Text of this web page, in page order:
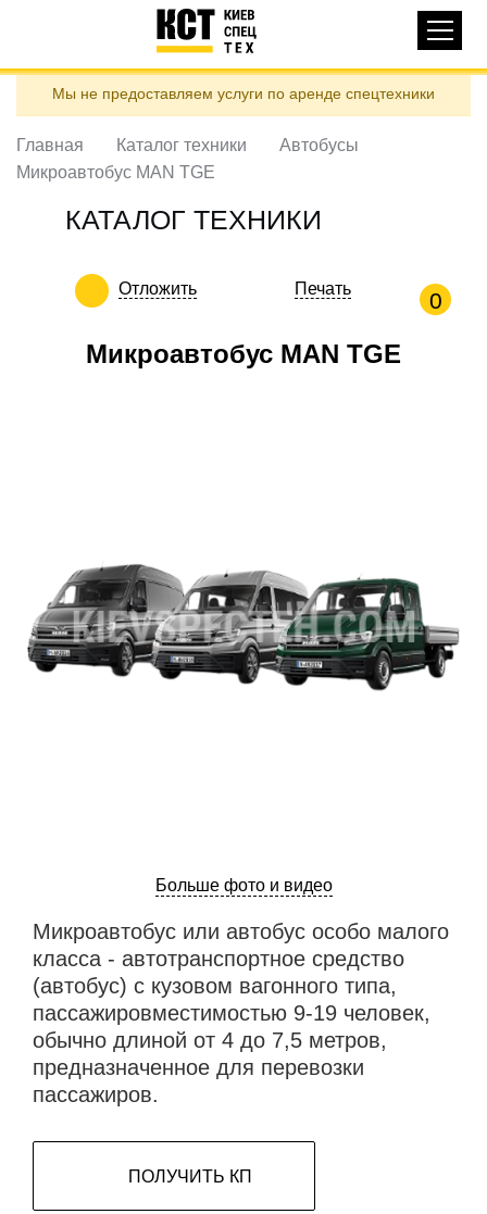
содержанию
навигация
КАТАЛОГ ТЕХНИКИ
ДОСТАВКА И ОПЛАТА
О НАС
КОНТАКТЫ
Контактні телефони:
Мы не предоставляем услуги по аренде спецтехники
Главная Каталог техники
Автобусы
Микроавтобус MAN TGE
КАТАЛОГ ТЕХНИКИ
Отложить Печать 0
Микроавтобус MAN TGE
Больше фото и видео
Микроавтобус или автобус особо малого
класса - автотранспортное средство
(автобус) с кузовом вагонного типа,
пассажировместимостью 9-19 человек,
обычно длиной от 4 до 7,5 метров,
предназначенное для перевозки
пассажиров.
ПОЛУЧИТЬ КП